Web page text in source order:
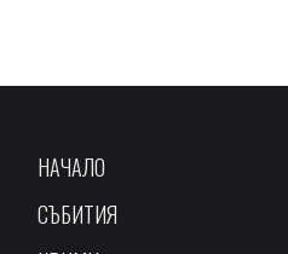
НАЧАЛО
СЪБИТИЯ